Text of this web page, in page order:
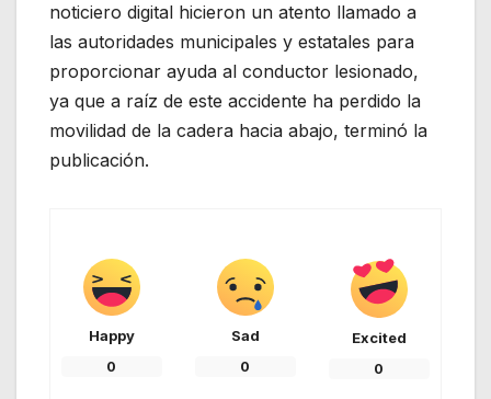
noticiero digital hicieron un atento llamado a
las autoridades municipales y estatales para
proporcionar ayuda al conductor lesionado,
ya que a raíz de este accidente ha perdido la
movilidad de la cadera hacia abajo, terminó la
publicación.
Happy
0
Sad
0
Excited
0